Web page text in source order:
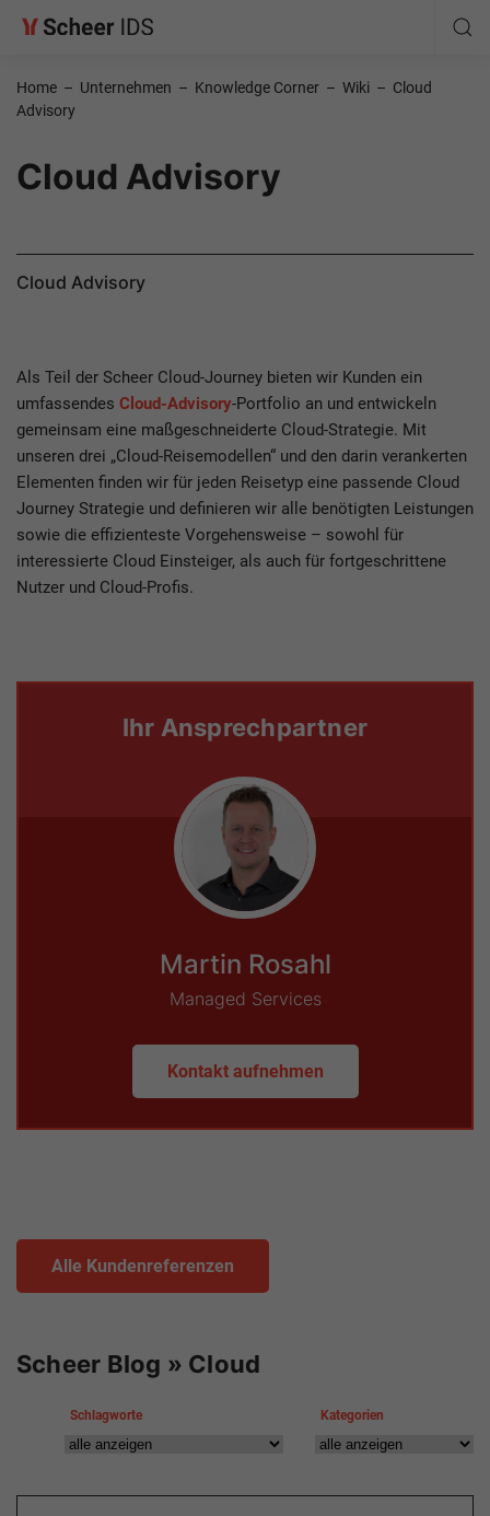
Home – Unternehmen – Knowledge Corner – Wiki – Cloud
Advisory
Cloud Advisory
Cloud Advisory
Als Teil der Scheer Cloud-Journey bieten wir Kunden ein
umfassendes Cloud-Advisory-Portfolio an und entwickeln
gemeinsam eine maßgeschneiderte Cloud-Strategie. Mit
unseren drei „Cloud-Reisemodellen“ und den darin verankerten
Elementen finden wir für jeden Reisetyp eine passende Cloud
Journey Strategie und definieren wir alle benötigten Leistungen
sowie die effizienteste Vorgehensweise – sowohl für
interessierte Cloud Einsteiger, als auch für fortgeschrittene
Nutzer und Cloud-Profis.
Ihr Ansprechpartner
Martin Rosahl
Managed Services
Kontakt aufnehmen
Alle Kundenreferenzen
Scheer Blog » Cloud
Schlagworte Kategorien